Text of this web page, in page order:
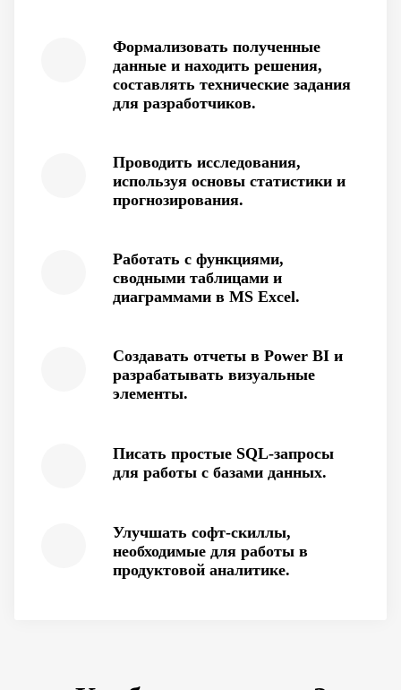
Формализовать полученные
данные и находить решения,
составлять технические задания
для разработчиков.
Проводить исследования,
используя основы статистики и
прогнозирования.
Работать с функциями,
сводными таблицами и
диаграммами в MS Excel.
Создавать отчеты в Power BI и
разрабатывать визуальные
элементы.
Писать простые SQL-запросы
для работы с базами данных.
Улучшать софт-скиллы,
необходимые для работы в
продуктовой аналитике.